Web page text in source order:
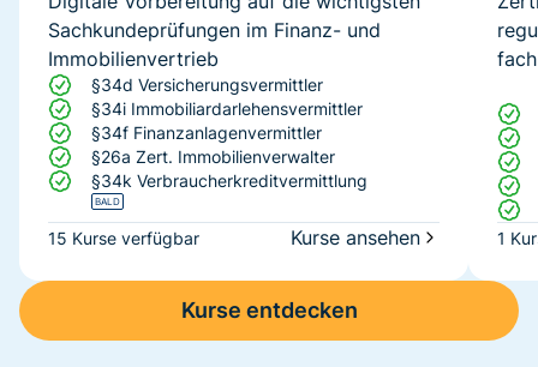
Sachkundeprüfungen im Finanz- und
Immobilienvertrieb
§34d Versicherungsvermittler
§34i Immobiliardarlehensvermittler
§34f Finanzanlagenvermittler
§26a Zert. Immobilienverwalter
§34k Verbraucherkreditvermittlung
BALD
15 Kurse verfügbar Kurse ansehen 1
Kurse entdecken